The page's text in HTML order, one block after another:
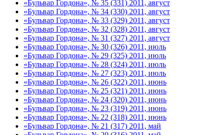
«Бульвар Гордона», № 35 (331) 2011, август
«Бульвар Гордона», № 34 (330) 2011, август
«Бульвар Гордона», № 33 (329) 2011, август
«Бульвар Гордона», № 32 (328) 2011, август
«Бульвар Гордона», № 31 (327) 2011, август
«Бульвар Гордона», № 30 (326) 2011, июль
«Бульвар Гордона», № 29 (325) 2011, июль
«Бульвар Гордона», № 28 (324) 2011, июль
«Бульвар Гордона», № 27 (323) 2011, июль
«Бульвар Гордона», № 26 (322) 2011, июнь
«Бульвар Гордона», № 25 (321) 2011, июнь
«Бульвар Гордона», № 24 (320) 2011, июнь
«Бульвар Гордона», № 23 (319) 2011, июнь
«Бульвар Гордона», № 22 (318) 2011, июнь
«Бульвар Гордона», № 21 (317) 2011, май